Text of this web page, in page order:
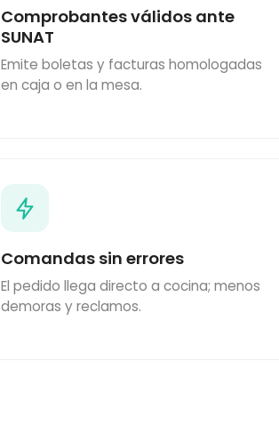
Comprobantes válidos ante
SUNAT
Emite boletas y facturas homologadas
en caja o en la mesa.
Comandas sin errores
El pedido llega directo a cocina; menos
demoras y reclamos.